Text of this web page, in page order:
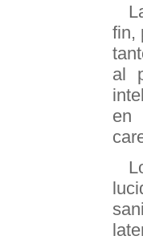
fin,
al
en